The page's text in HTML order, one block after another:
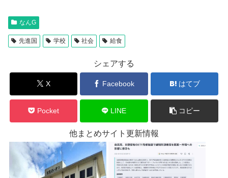
なんG
先進国 学校 社会 給食
シェアする
X Facebook はてブ
Pocket LINE コピー
他まとめサイト更新情報